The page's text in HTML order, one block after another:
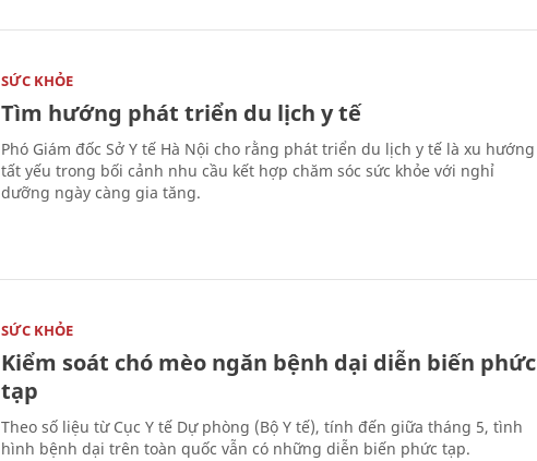
SỨC KHỎE
Tìm hướng phát triển du lịch y tế
Phó Giám đốc Sở Y tế Hà Nội cho rằng phát triển du lịch y tế là xu hướng
tất yếu trong bối cảnh nhu cầu kết hợp chăm sóc sức khỏe với nghỉ
dưỡng ngày càng gia tăng.
SỨC KHỎE
Kiểm soát chó mèo ngăn bệnh dại diễn biến phức
tạp
Theo số liệu từ Cục Y tế Dự phòng (Bộ Y tế), tính đến giữa tháng 5, tình
hình bệnh dại trên toàn quốc vẫn có những diễn biến phức tạp.